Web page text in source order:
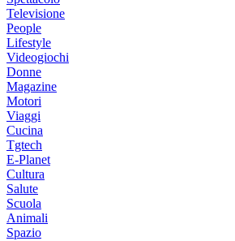
Televisione
People
Lifestyle
Videogiochi
Donne
Magazine
Motori
Viaggi
Cucina
Tgtech
E-Planet
Cultura
Salute
Scuola
Animali
Spazio